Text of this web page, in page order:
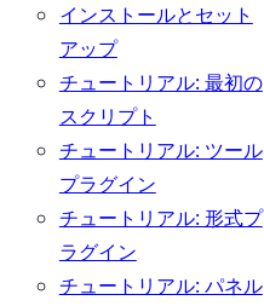
インストールとセット
アップ
チュートリアル: 最初の
スクリプト
チュートリアル: ツール
プラグイン
チュートリアル: 形式プ
ラグイン
チュートリアル: パネル